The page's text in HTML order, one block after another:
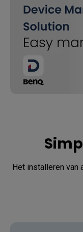
Het installeren van